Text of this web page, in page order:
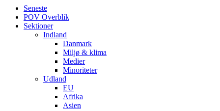
Seneste
POV Overblik
Sektioner
Indland
Danmark
Miljø & klima
Medier
Minoriteter
Udland
EU
Afrika
Asien